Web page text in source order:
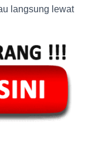
langsung lewat